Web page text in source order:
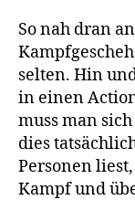
So nah dran
selten. Hin
in einen
muss man
dies
Personen
Kampf und